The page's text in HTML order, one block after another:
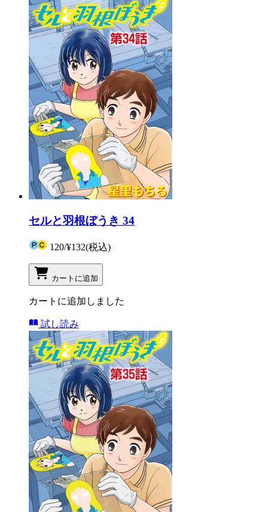
セルと羽根ぼうき 34
120/¥132(税込)
カートに追加
カートに追加しました
試し読み